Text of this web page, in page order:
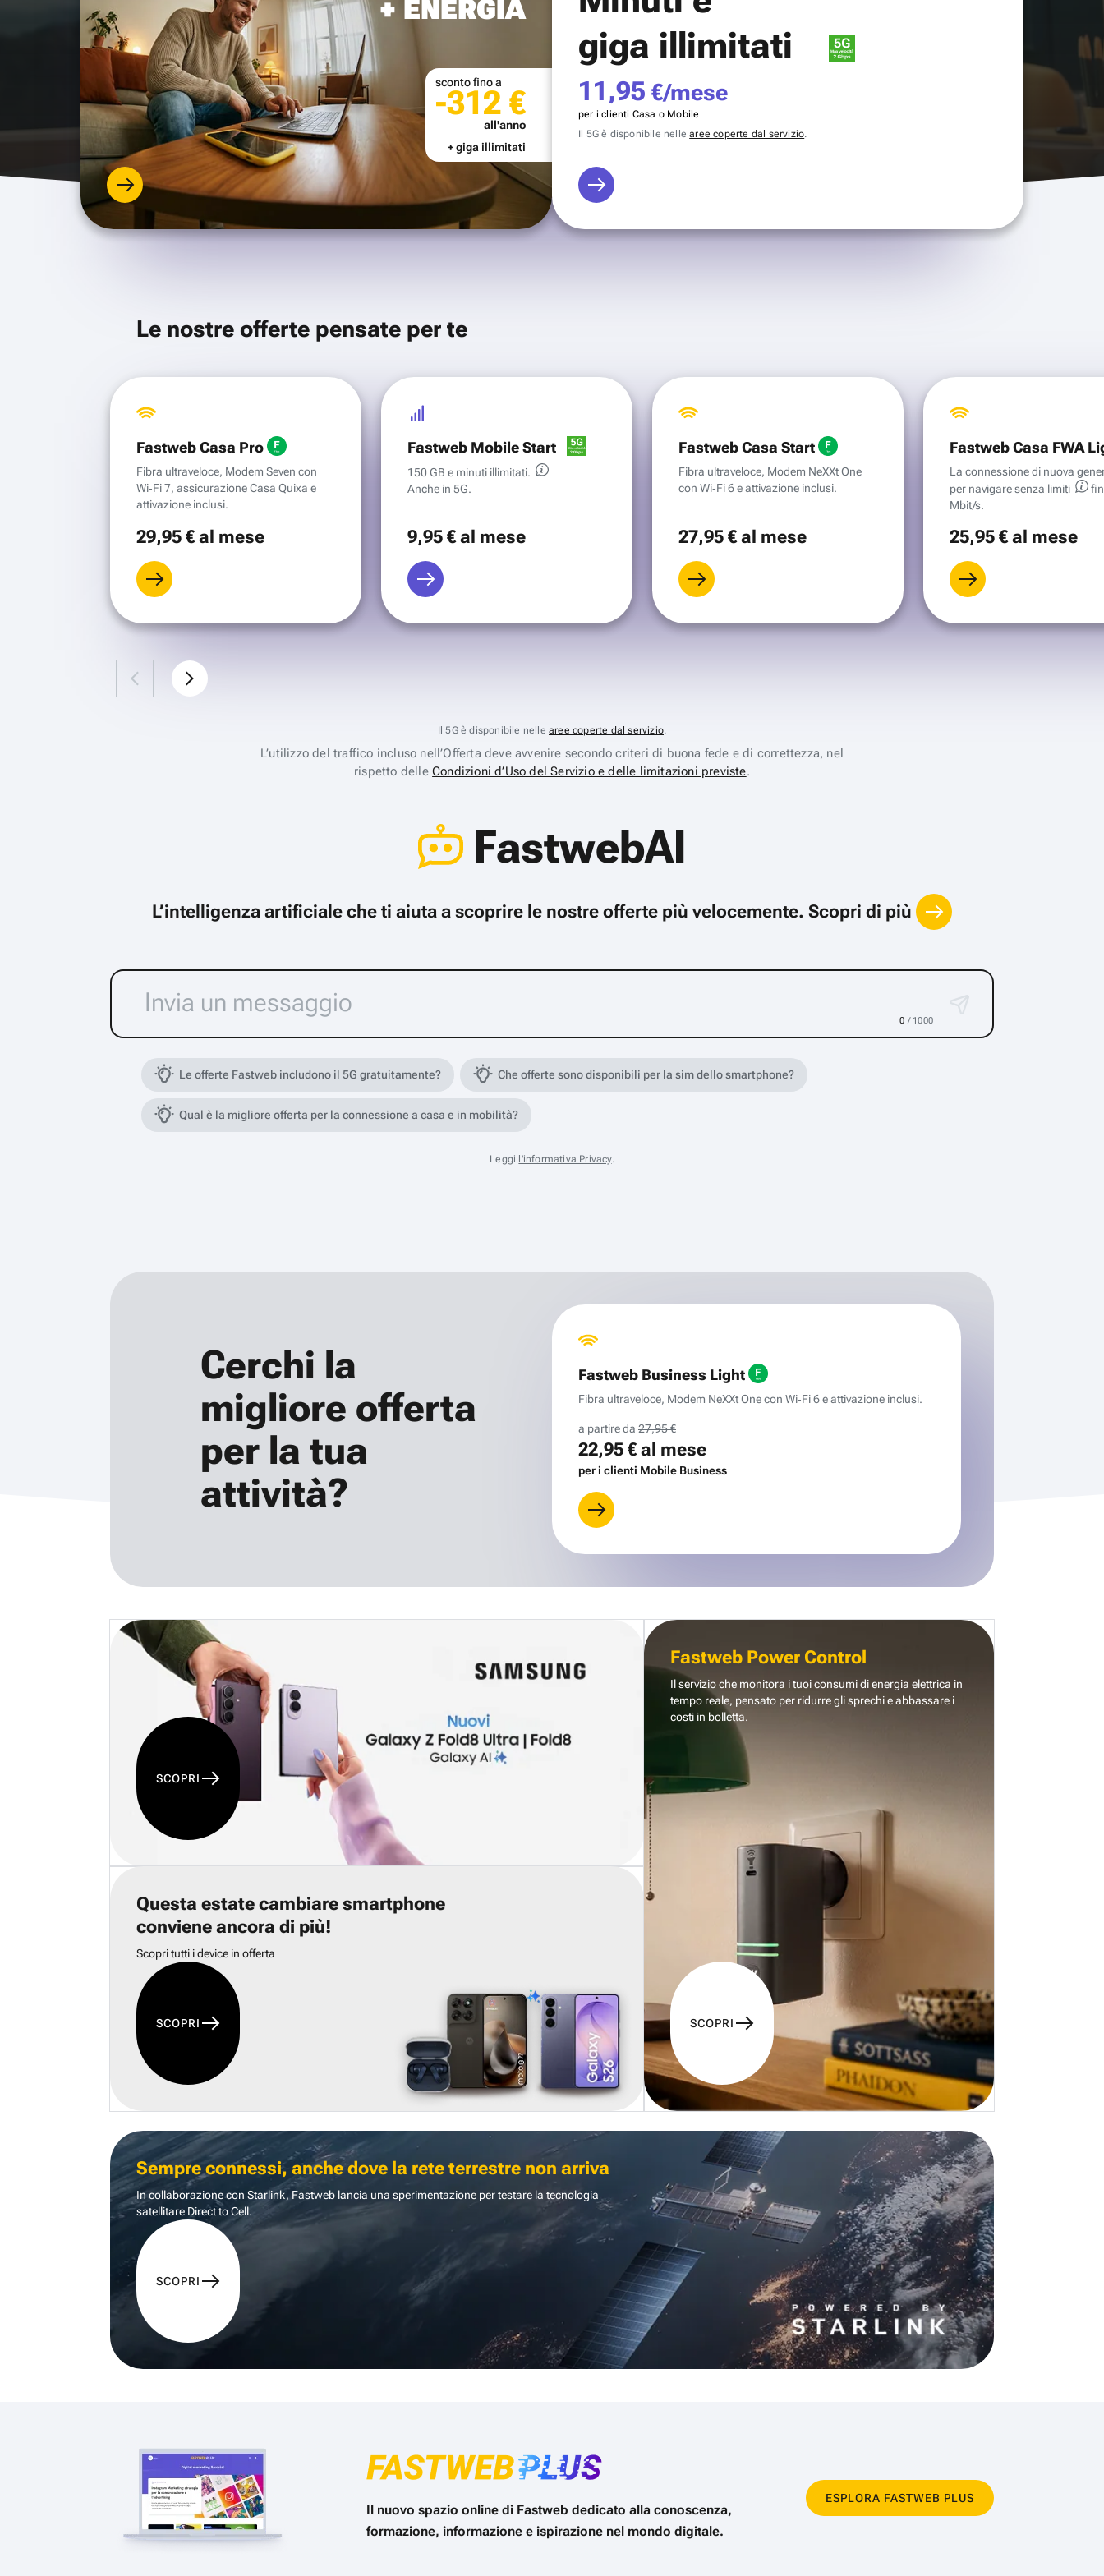
+ ENERGIA
sconto fino a
-312 €
all'anno
+ giga illimitati
giga illimitati
11,95 €/mese
per i clienti Casa o Mobile
Il 5G è disponibile nellearee coperte dal servizio.
Le nostre offerte pensate per te
Fastweb Casa Pro
Fibra ultraveloce, Modem Seven con
Wi‑Fi 7, assicurazione Casa Quixa e
attivazione inclusi.
29,95 €al mese
Fastweb Mobile Start
150 GB e minuti illimitati.
Anche in 5G.
9,95 €al mese
Fastweb Casa Start
Fibra ultraveloce, Modem NeXXt One
con Wi‑Fi 6 e attivazione inclusi.
27,95 €al mese
Fastweb Casa FWA
La connessione di nuova
per navigare senza limiti
Mbit/s.
25,95 €al mese
Il 5G è disponibile nelle aree coperte dal servizio.
L’utilizzo del traffico incluso nell’Offerta deve avvenire secondo criteri di buona fede e di correttezza, nel
rispetto delleCondizioni d’Uso del Servizio e delle limitazioni previste.
FastwebAI
L’intelligenza artificiale che ti aiuta a scoprire le nostre offerte più velocemente. Scopri di più
0 / 1000
Le offerte Fastweb includono il 5G gratuitamente? Che offerte sono disponibili per la sim dello smartphone?
Qual è la migliore offerta per la connessione a casa e in mobilità?
Leggi l'informativa Privacy.
Cerchi la
migliore offerta
per la tua
attività?
Fastweb Business Light
Fibra ultraveloce, Modem NeXXt One con Wi‑Fi 6 e attivazione inclusi.
a partire da 27,95 €
22,95 €al mese
per i clienti Mobile Business
SCOPRI
Questa estate cambiare smartphone
conviene ancora di più!
Scopri tutti i device in offerta
SCOPRI
Fastweb Power Control
Il servizio che monitora i tuoi consumi di energia elettrica in
tempo reale, pensato per ridurre gli sprechi e abbassare i
costi in bolletta.
SCOPRI
Sempre connessi, anche dove la rete terrestre non arriva
In collaborazione con Starlink, Fastweb lancia una sperimentazione per testare la tecnologia
satellitare Direct to Cell.
SCOPRI
Il nuovo spazio online di Fastweb dedicato alla conoscenza,
formazione, informazione e ispirazione nel mondo digitale.
ESPLORA FASTWEB PLUS